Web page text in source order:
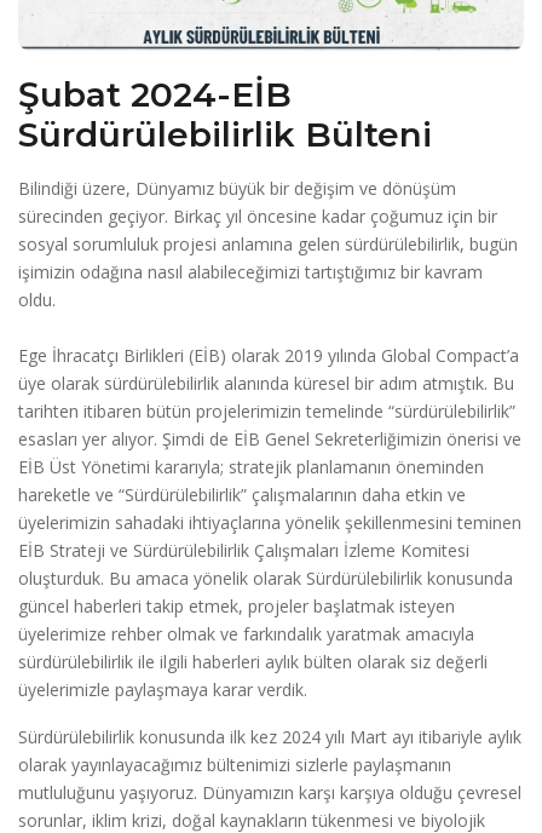
Şubat 2024-EİB
Sürdürülebilirlik Bülteni
Bilindiği üzere, Dünyamız büyük bir değişim ve dönüşüm
sürecinden geçiyor. Birkaç yıl öncesine kadar çoğumuz için bir
sosyal sorumluluk projesi anlamına gelen sürdürülebilirlik, bugün
işimizin odağına nasıl alabileceğimizi tartıştığımız bir kavram
oldu.
Ege İhracatçı Birlikleri (EİB) olarak 2019 yılında Global Compact’a
üye olarak sürdürülebilirlik alanında küresel bir adım atmıştık. Bu
tarihten itibaren bütün projelerimizin temelinde “sürdürülebilirlik”
esasları yer alıyor. Şimdi de EİB Genel Sekreterliğimizin önerisi ve
EİB Üst Yönetimi kararıyla; stratejik planlamanın öneminden
hareketle ve “Sürdürülebilirlik” çalışmalarının daha etkin ve
üyelerimizin sahadaki ihtiyaçlarına yönelik şekillenmesini teminen
EİB Strateji ve Sürdürülebilirlik Çalışmaları İzleme Komitesi
oluşturduk. Bu amaca yönelik olarak Sürdürülebilirlik konusunda
güncel haberleri takip etmek, projeler başlatmak isteyen
üyelerimize rehber olmak ve farkındalık yaratmak amacıyla
sürdürülebilirlik ile ilgili haberleri aylık bülten olarak siz değerli
üyelerimizle paylaşmaya karar verdik.
Sürdürülebilirlik konusunda ilk kez 2024 yılı Mart ayı itibariyle aylık
olarak yayınlayacağımız bültenimizi sizlerle paylaşmanın
mutluluğunu yaşıyoruz. Dünyamızın karşı karşıya olduğu çevresel
sorunlar, iklim krizi, doğal kaynakların tükenmesi ve biyolojik